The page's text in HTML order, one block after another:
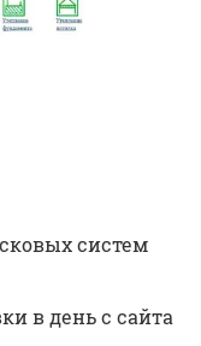
систем
в день с сайта